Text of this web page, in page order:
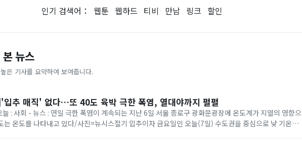
인기 검색어： 웹툰 웹하드 티비 만남 링크 할인
뉴스
은 기사를 요약하여 보여줍니다.
입추 매직' 없다…또 40도 육박 극한 폭염, 열대야까지 펄펄
: 사회 - 뉴스 : 연일 극한 폭염이 계속되는 지난 6일 서울 종로구 광화문광장에 온도계가 지열의 영향으
는 온도를 나타내고 있다/사진=뉴시스절기 입추이자 금요일인 오늘(7일) 수도권을 중심으로 낮 기온이